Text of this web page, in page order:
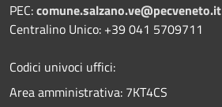
PEC:comune.salzano.ve@pecveneto.it
Centralino Unico: +39 041 5709711
Codici univoci uffici:
Area amministrativa: 7KT4CS